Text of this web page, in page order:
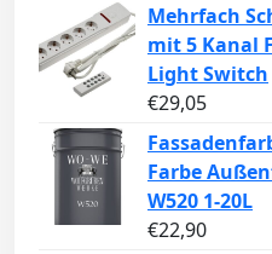
Mehrfach
mit 5 Kanal
Light Switch
€29,05
Farbe
W520 1-20L
€22,90